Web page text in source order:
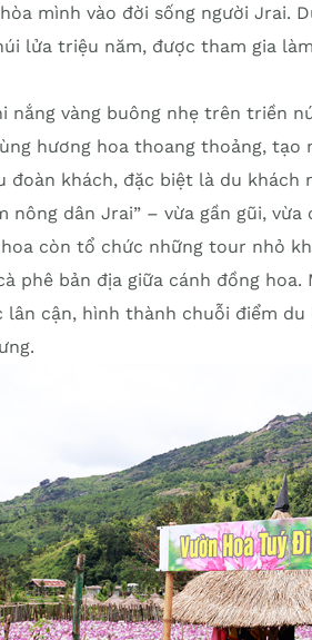
mình vào đời sống người Jrai.
lửa triệu năm, được tham gia
nắng vàng buông nhẹ trên triền
hương hoa thoang thoảng, tạo
đoàn khách, đặc biệt là du khách
nông dân Jrai” – vừa gần gũi, vừa
còn tổ chức những tour nhỏ
phê bản địa giữa cánh đồng
lân cận, hình thành chuỗi điểm